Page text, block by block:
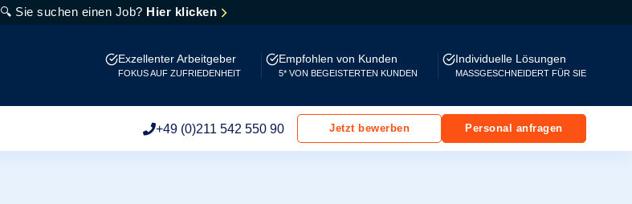
🔍 Sie suchen einen Job? Hier klicken
Exzellenter Arbeitgeber
FOKUS AUF ZUFRIEDENHEIT
Empfohlen von Kunden
5* VON BEGEISTERTEN KUNDEN
Individuelle Lösungen
MASSGESCHNEIDERT FÜR SIE
+49 (0)211 542 550 90 Jetzt bewerben Personal anfragen